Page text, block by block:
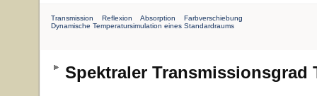
Transmission Reflexion Absorption
Farbverschiebung
Dynamische Temperatursimulation eines Standardraums
Spektraler